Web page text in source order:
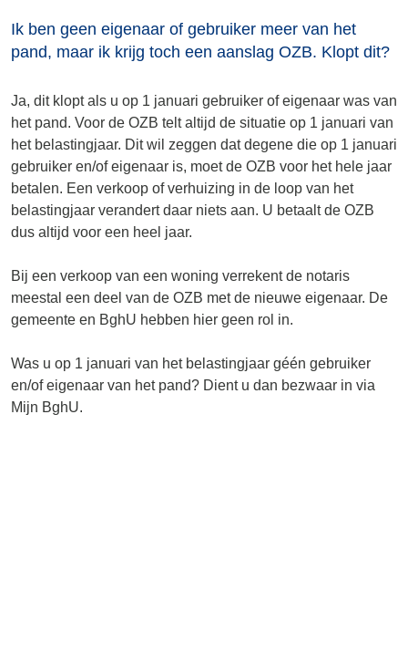
Ik ben geen eigenaar of gebruiker meer van het
pand, maar ik krijg toch een aanslag OZB. Klopt dit?
Ja, dit klopt als u op 1 januari gebruiker of eigenaar was van
het pand. Voor de OZB telt altijd de situatie op 1 januari van
het belastingjaar. Dit wil zeggen dat degene die op 1 januari
gebruiker en/of eigenaar is, moet de OZB voor het hele jaar
betalen. Een verkoop of verhuizing in de loop van het
belastingjaar verandert daar niets aan. U betaalt de OZB
dus altijd voor een heel jaar.
Bij een verkoop van een woning verrekent de notaris
meestal een deel van de OZB met de nieuwe eigenaar. De
gemeente en BghU hebben hier geen rol in.
Was u op 1 januari van het belastingjaar géén gebruiker
en/of eigenaar van het pand? Dient u dan bezwaar in via
Mijn BghU.